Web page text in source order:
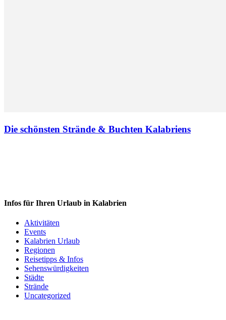
Die schönsten Strände & Buchten Kalabriens
Infos für Ihren Urlaub in Kalabrien
Aktivitäten
Events
Kalabrien Urlaub
Regionen
Reisetipps & Infos
Sehenswürdigkeiten
Städte
Strände
Uncategorized